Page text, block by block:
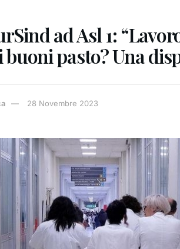
ad Asl 1:
pasto? Una
28 Novembre 2023